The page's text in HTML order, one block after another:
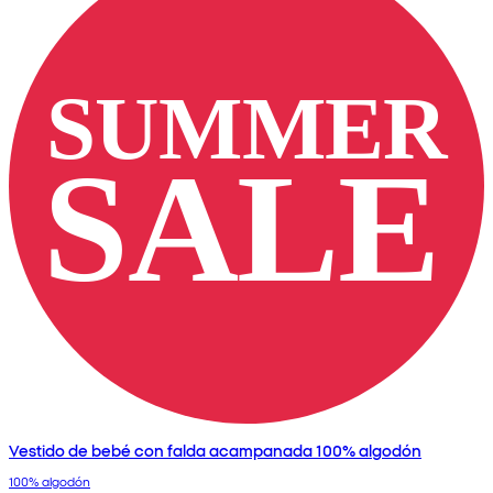
Vestido de bebé con falda acampanada 100% algodón
100% algodón